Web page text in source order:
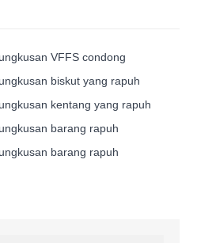
VFFS condong
biskut yang rapuh
kentang yang rapuh
barang rapuh
barang rapuh